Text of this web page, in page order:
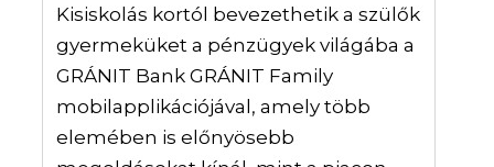
Kisiskolás kortól bevezethetik a szülők
gyermeküket a pénzügyek világába a
GRÁNIT Bank GRÁNIT Family
mobilapplikációjával, amely több
elemében is előnyösebb